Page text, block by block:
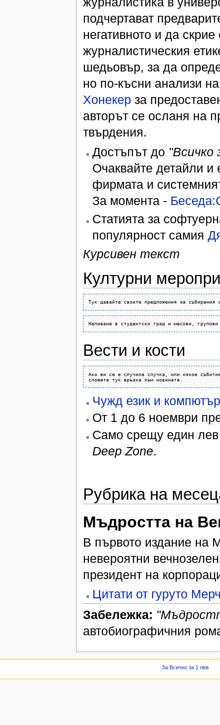
подчертават
негативното и да
журналистическия
шедьовър, за да
но по-късни анализи
Хонекер за
авторът се осланя на
твърдения.
Достъпът до "Всичко
Очаквайте детайли и
фирмата и
За момента -
Статията за
популярност самия
Курсивен текст
Културни
Вести и кости
Ако ви се е случила случка, или някое
Чужд език и
От 1 до 6 ноември
Само срещу един
Deep Zone.
Рубрика на
Мъдростта на
В първото издание на
невероятни
президент на
Цитати от гуруто
Забележка:
автобиографичния
За Всичко за 1 лев